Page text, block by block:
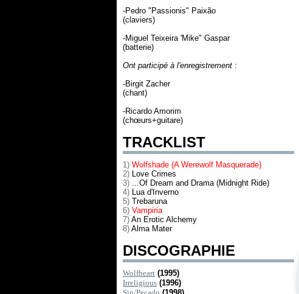
-Pedro "Passionis" Paixão
(claviers)
-Miguel Teixeira 'Mike" Gaspar
(batterie)
Ont participé à l'enregistrement :
-Birgit Zacher
(chant)
-Ricardo Amorim
(chœurs+guitare)
TRACKLIST
1) Wolfshade (A Werewolf Masquerade)
2) Love Crimes
3) ...Of Dream and Drama (Midnight Ride)
4) Lua d'Inverno
5) Trebaruna
6) Vampiria
7) An Erotic Alchemy
8) Alma Mater
DISCOGRAPHIE
Wolfheart (1995)
Irreligious (1996)